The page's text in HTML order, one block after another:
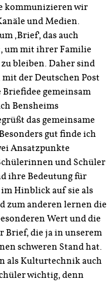
kommunizieren wir
und Medien.
‚Brief‘, das auch
um mit ihrer Familie
bleiben. Daher sind
der Deutschen Post
gemeinsam
Bensheims
das gemeinsame
gut finde ich
Ansatzpunkte
und Schüler
ihre Bedeutung für
Hinblick auf sie als
zum anderen lernen die
Wert und die
Brief, die ja in unserem
schweren Stand hat.
als Kulturtechnik auch
wichtig, denn